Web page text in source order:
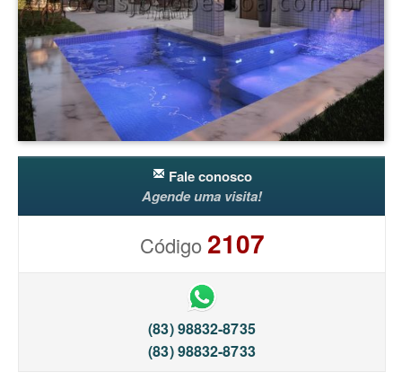
Fale conosco
Agende uma visita!
Código2107
(83) 98832-8735
(83) 98832-8733